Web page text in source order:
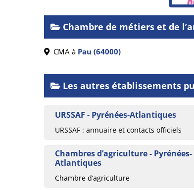
Chambre de métiers et de
CMA à Pau (64000)
Les autres établissements
URSSAF - Pyrénées-Atlantiques
URSSAF : annuaire et contacts officiels
Chambres d’agriculture - Pyrénées-
Atlantiques
Chambre d’agriculture